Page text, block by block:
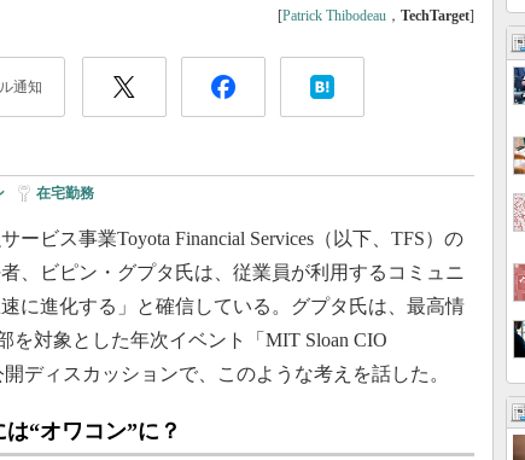
[Patrick Thibodeau ， TechTarget]
通知
在宅勤務
ビス事業Toyota Financial Services（以下、TFS）の
、ビピン・グプタ氏は、従業員が利用するコミュニ
に進化する」と確信している。グプタ氏は、最高情
を対象とした年次イベント「MIT Sloan CIO
ディスカッションで、このような考えを話した。
“オワコン”に？